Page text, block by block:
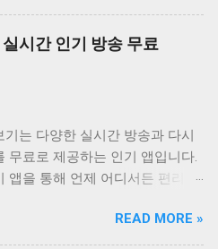
위키는 바쁜 일상 속에서 놓친 프
보고 싶거나 실시간으로 즐겨보
시청하고 싶은 사용자에게 유용
양한 콘텐츠를 무료로 제공하며
쉽게 찾고 시청할 수 있도록 다
공합니다. 실시간 TV 시청 기능
재 방송 중인 채널을 바로 시청할
지 다시 볼 수 있도록 제공합니다.
시간 인기 방송 무료
기는 다양한 실시간 방송과 다시
무료로 제공하는 인기 앱입니다.
앱을 통해 언제 어디서든 편리하
포츠 뉴스 등 다양한 장르의 콘텐
사용자들의 폭넓은 취향을 만족
READ MORE »